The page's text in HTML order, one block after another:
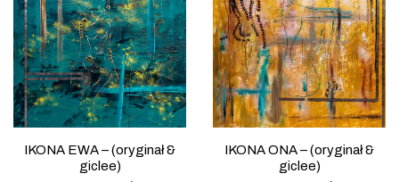
IKONA EWA – (oryginał &
giclee)
IKONA ONA – (oryginał &
giclee)